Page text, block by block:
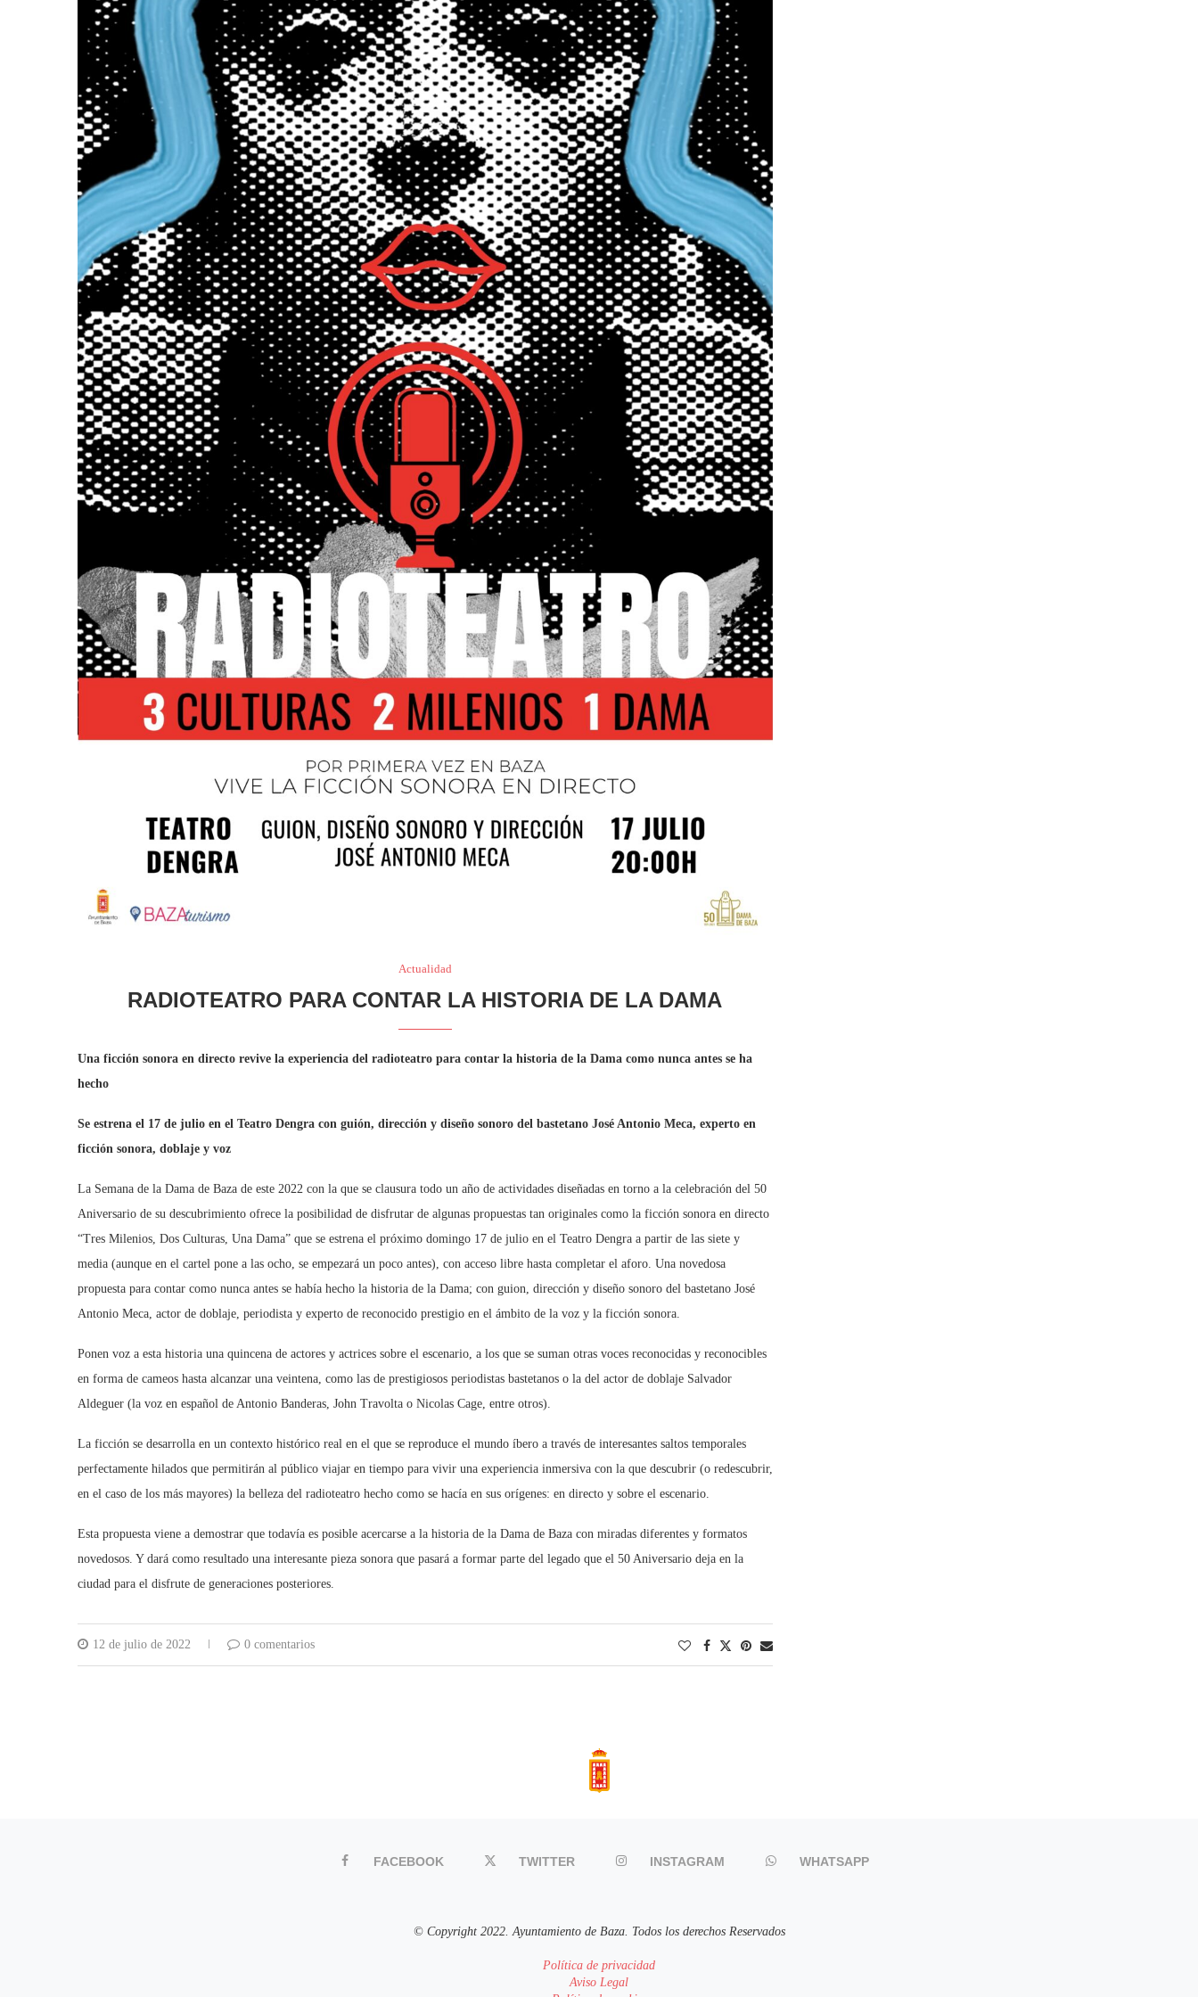
Actualidad
RADIOTEATRO PARA CONTAR LA HISTORIA DE LA DAMA
Una ficción sonora en directo revive la experiencia del radioteatro para contar la historia de la Dama como nunca antes se ha
hecho
Se estrena el 17 de julio en el Teatro Dengra con guión, dirección y diseño sonoro del bastetano José Antonio Meca, experto en
ficción sonora, doblaje y voz
La Semana de la Dama de Baza de este 2022 con la que se clausura todo un año de actividades diseñadas en torno a la celebración del 50
Aniversario de su descubrimiento ofrece la posibilidad de disfrutar de algunas propuestas tan originales como la ficción sonora en directo
“Tres Milenios, Dos Culturas, Una Dama” que se estrena el próximo domingo 17 de julio en el Teatro Dengra a partir de las siete y
media (aunque en el cartel pone a las ocho, se empezará un poco antes), con acceso libre hasta completar el aforo. Una novedosa
propuesta para contar como nunca antes se había hecho la historia de la Dama; con guion, dirección y diseño sonoro del bastetano José
Antonio Meca, actor de doblaje, periodista y experto de reconocido prestigio en el ámbito de la voz y la ficción sonora.
Ponen voz a esta historia una quincena de actores y actrices sobre el escenario, a los que se suman otras voces reconocidas y reconocibles
en forma de cameos hasta alcanzar una veintena, como las de prestigiosos periodistas bastetanos o la del actor de doblaje Salvador
Aldeguer (la voz en español de Antonio Banderas, John Travolta o Nicolas Cage, entre otros).
La ficción se desarrolla en un contexto histórico real en el que se reproduce el mundo íbero a través de interesantes saltos temporales
perfectamente hilados que permitirán al público viajar en tiempo para vivir una experiencia inmersiva con la que descubrir (o redescubrir,
en el caso de los más mayores) la belleza del radioteatro hecho como se hacía en sus orígenes: en directo y sobre el escenario.
Esta propuesta viene a demostrar que todavía es posible acercarse a la historia de la Dama de Baza con miradas diferentes y formatos
novedosos. Y dará como resultado una interesante pieza sonora que pasará a formar parte del legado que el 50 Aniversario deja en la
ciudad para el disfrute de generaciones posteriores.
12 de julio de 2022 0 comentarios
FACEBOOK TWITTER INSTAGRAM WHATSAPP
© Copyright 2022. Ayuntamiento de Baza. Todos los derechos Reservados
Política de privacidad
Aviso Legal